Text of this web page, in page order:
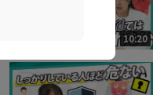
10:20